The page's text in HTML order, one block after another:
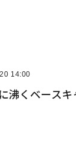
14:00
沸くベース